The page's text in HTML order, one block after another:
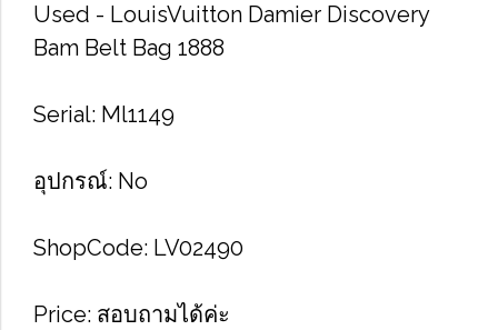
Used​ - Louis​Vuitton​ Damier​ Discovery
Bam Belt Bag 1888
Serial​: Ml1149
อุปกรณ์​: No
Shop​Code​: LV02490
Price​: สอบถา​มได้​ค่ะ